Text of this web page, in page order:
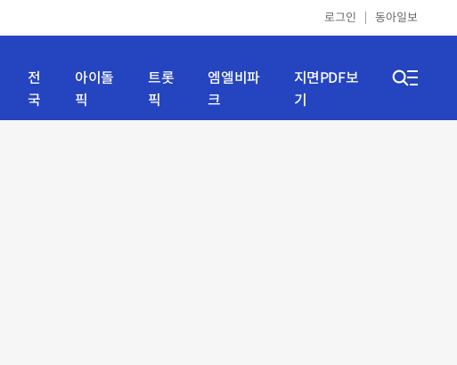
로그인 동아일보
전
국
아이돌
픽
트롯
픽
엠엘비파
크
지면PDF보
기